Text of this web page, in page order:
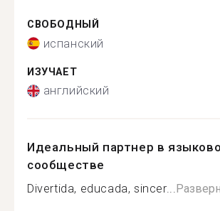
СВОБОДНЫЙ
испанский
ИЗУЧАЕТ
английский
Идеальный партнер в
сообществе
Divertida, educada, sincer...